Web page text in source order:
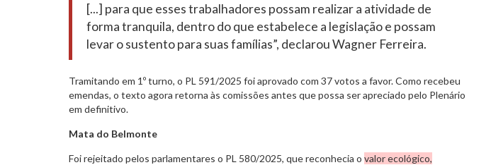
[...] para que esses trabalhadores possam realizar a atividade de
forma tranquila, dentro do que estabelece a legislação e possam
levar o sustento para suas famílias”, declarou Wagner Ferreira.
Tramitando em 1º turno, o PL 591/2025 foi aprovado com 37 votos a favor. Como recebeu
emendas, o texto agora retorna às comissões antes que possa ser apreciado pelo Plenário
em definitivo.
Mata do Belmonte
Foi rejeitado pelos parlamentares o PL 580/2025, que reconhecia o valor ecológico,